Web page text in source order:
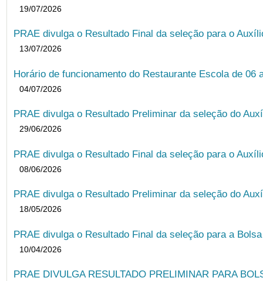
19/07/2026
PRAE divulga o Resultado Final da seleção para o
13/07/2026
Horário de funcionamento do Restaurante Escola de 06
04/07/2026
PRAE divulga o Resultado Preliminar da seleção do
29/06/2026
PRAE divulga o Resultado Final da seleção para o
08/06/2026
PRAE divulga o Resultado Preliminar da seleção do
18/05/2026
PRAE divulga o Resultado Final da seleção para a
10/04/2026
PRAE DIVULGA RESULTADO PRELIMINAR PARA